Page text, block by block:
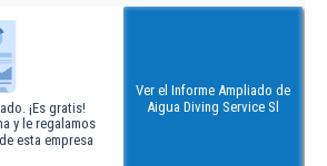
¡Es gratis!
y le regalamos
esta empresa
Ver el Informe Ampliado de
Aigua Diving Service Sl